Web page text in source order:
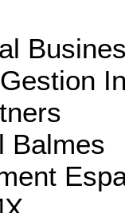
Balmes